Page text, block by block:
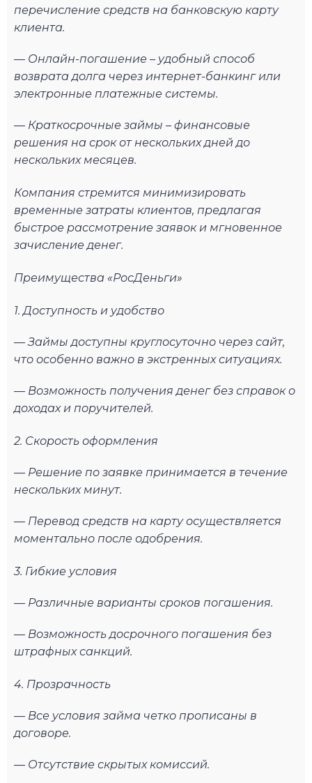
перечисление средств на банковскую карту
клиента.
— Онлайн-погашение – удобный способ
возврата долга через интернет-банкинг или
электронные платежные системы.
— Краткосрочные займы – финансовые
решения на срок от нескольких дней до
нескольких месяцев.
Компания стремится минимизировать
временные затраты клиентов, предлагая
быстрое рассмотрение заявок и мгновенное
зачисление денег.
Преимущества «РосДеньги»
1. Доступность и удобство
— Займы доступны круглосуточно через сайт,
что особенно важно в экстренных ситуациях.
— Возможность получения денег без справок о
доходах и поручителей.
2. Скорость оформления
— Решение по заявке принимается в течение
нескольких минут.
— Перевод средств на карту осуществляется
моментально после одобрения.
3. Гибкие условия
— Различные варианты сроков погашения.
— Возможность досрочного погашения без
штрафных санкций.
4. Прозрачность
— Все условия займа четко прописаны в
договоре.
— Отсутствие скрытых комиссий.